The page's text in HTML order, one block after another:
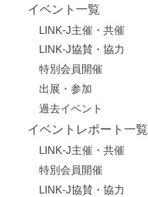
イベント一覧
LINK-J主催・共催
LINK-J協賛・協力
特別会員開催
出展・参加
過去イベント
イベントレポート一覧
LINK-J主催・共催
特別会員開催
LINK-J協賛・協力